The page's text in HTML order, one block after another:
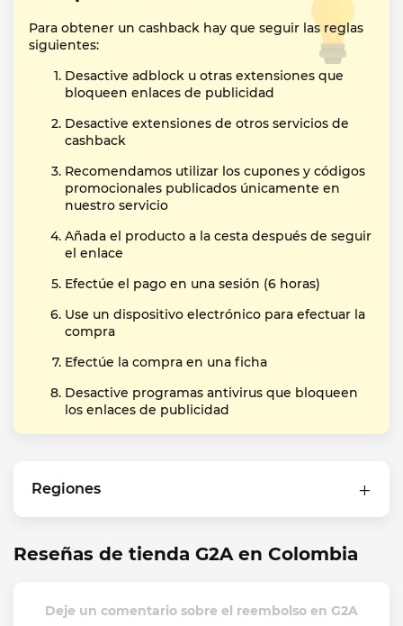
Para obtener un cashback hay que seguir las reglas
siguientes:
Desactive adblock u otras extensiones que
bloqueen enlaces de publicidad
Desactive extensiones de otros servicios de
cashback
Recomendamos utilizar los cupones y códigos
promocionales publicados únicamente en
nuestro servicio
Añada el producto a la cesta después de seguir
el enlace
Efectúe el pago en una sesión (6 horas)
Use un dispositivo electrónico para efectuar la
compra
Efectúe la compra en una ficha
Desactive programas antivirus que bloqueen
los enlaces de publicidad
Regiones
Reseñas de tienda G2A en Colombia
Deje un comentario sobre el reembolso en G2A